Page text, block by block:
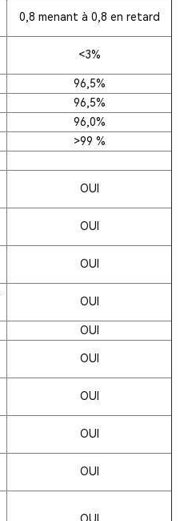
0,8 menant à 0,8 en retard
<3%
96,5%
96,5%
96,0%
>99 %
OUI
OUI
OUI
OUI
OUI
OUI
OUI
OUI
OUI